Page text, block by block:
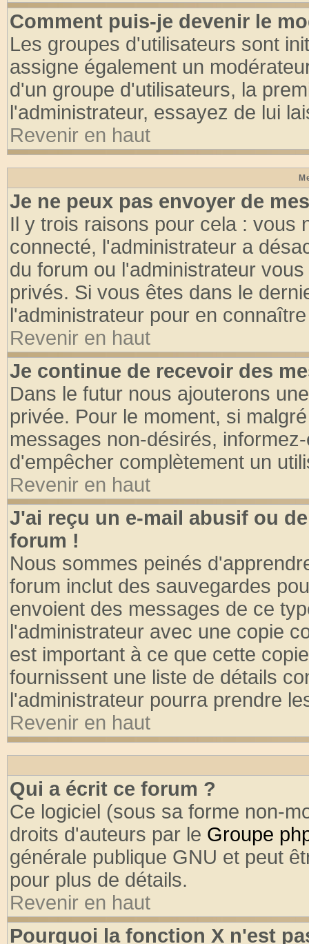
Comment puis-je devenir le
Les groupes d'utilisateurs sont
assigne également un
d'un groupe d'utilisateurs, la
l'administrateur, essayez de lui
Revenir en haut
Je ne peux pas envoyer de
Il y trois raisons pour cela : vous
connecté, l'administrateur a
du forum ou l'administrateur
privés. Si vous êtes dans le
l'administrateur pour en
Revenir en haut
Je continue de recevoir des
Dans le futur nous ajouterons
privée. Pour le moment, si
messages non-désirés,
d'empêcher complètement un
Revenir en haut
J'ai reçu un e-mail abusif ou
forum !
Nous sommes peinés
forum inclut des sauvegardes
envoient des messages de ce
l'administrateur avec une copie
est important à ce que cette
fournissent une liste de détails
l'administrateur pourra prendre
Revenir en haut
Qui a écrit ce forum ?
Ce logiciel (sous sa forme non-
droits d'auteurs par le Groupe
générale publique GNU et peut
pour plus de détails.
Revenir en haut
Pourquoi la fonction X n'est